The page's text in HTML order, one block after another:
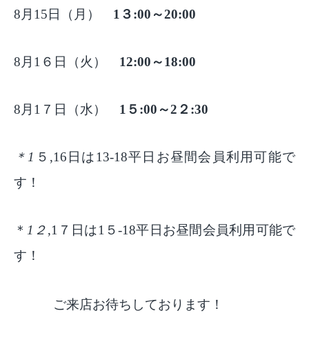
8 月15日（月） 1３:00～20:00
8 月1６日（火） 12:00～18:00
8 月1７日（水） 1５:00～2２:30
＊1 ５,16日は13-18平日お昼間会員利用可能で
す！
＊ 1２,1７日は1５-18平日お昼間会員利用可能で
す！
ご来店お待ちしております！